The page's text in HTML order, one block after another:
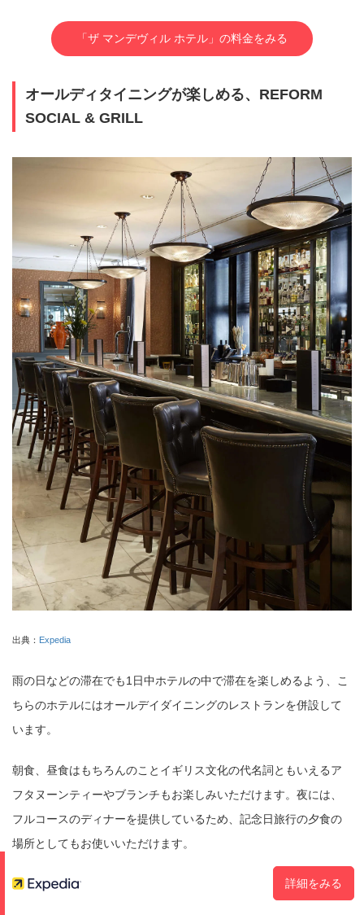
「ザ マンデヴィル ホテル」の料金をみる
オールディタイニングが楽しめる、REFORM
SOCIAL & GRILL
出典： Expedia
雨の日などの滞在でも1日中ホテルの中で滞在を楽しめるよう、こ
ちらのホテルにはオールデイダイニングのレストランを併設して
います。
朝食、昼食はもちろんのことイギリス文化の代名詞ともいえるア
フタヌーンティーやブランチもお楽しみいただけます。夜には、
フルコースのディナーを提供しているため、記念日旅行の夕食の
場所としてもお使いいただけます。
詳細をみる